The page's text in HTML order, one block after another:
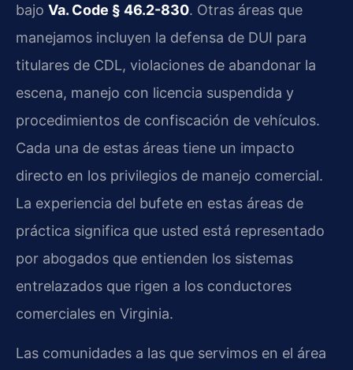
bajo Va. Code § 46.2-830. Otras áreas que
manejamos incluyen la defensa de DUI para
titulares de CDL, violaciones de abandonar la
escena, manejo con licencia suspendida y
procedimientos de confiscación de vehículos.
Cada una de estas áreas tiene un impacto
directo en los privilegios de manejo comercial.
La experiencia del bufete en estas áreas de
práctica significa que usted está representado
por abogados que entienden los sistemas
entrelazados que rigen a los conductores
comerciales en Virginia.
Las comunidades a las que servimos en el área